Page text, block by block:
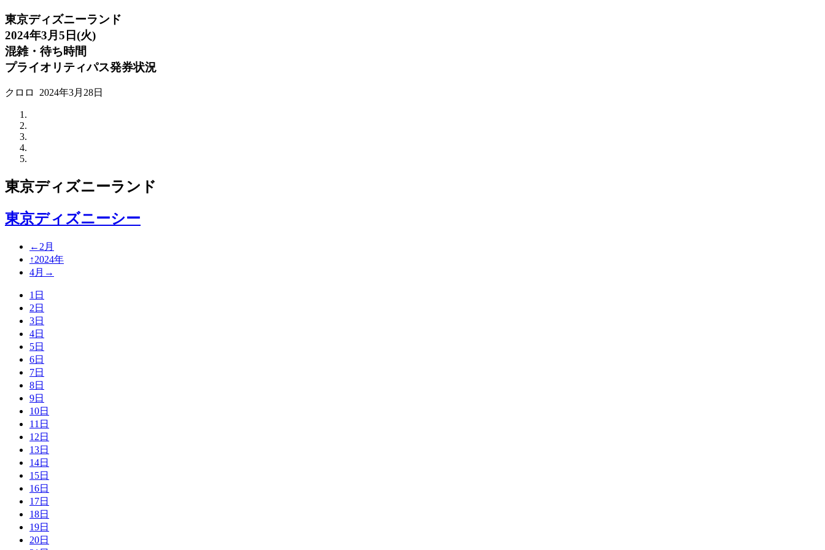
東京ディズニーランド
2024年3月5日(火)
混雑・待ち時間
プライオリティパス発券状況
クロロ 2024年3月28日
東京ディズニーランド
東京ディズニーシー
←2月
↑2024年
4月→
1日
2日
3日
4日
5日
6日
7日
8日
9日
10日
11日
12日
13日
14日
15日
16日
17日
18日
19日
20日